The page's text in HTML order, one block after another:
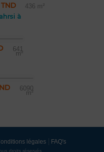
436 m²
à
641
m²
6090
m²
légales FAQ's
droits réservés.